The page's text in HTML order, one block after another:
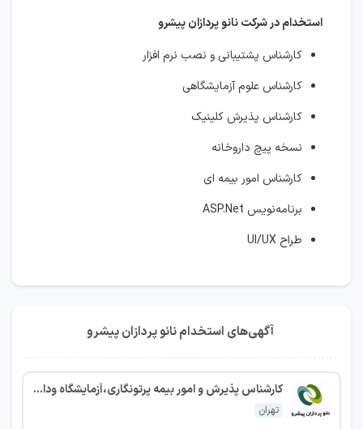
استخدام در شرکت نانو پردازان پیشرو
کارشناس پشتیبانی و نصب نرم افزار
کارشناس علوم آزمایشگاهی
کارشناس پذیرش کلینیک
نسخه پیچ داروخانه
کارشناس امور بیمه ای
برنامه‌نویس ASP.Net
طراح UI/UX
آگهی‌های استخدام نانو پردازان پیشرو
کارشناس پذیرش و امور بیمه پرتونگاری،آزمایشگاه وداروخانه
تهران